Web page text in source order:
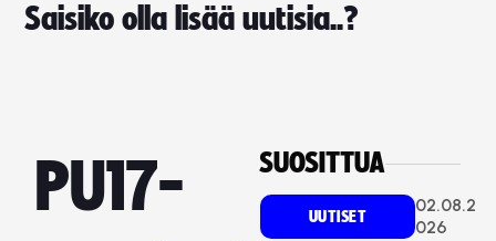
Saisiko olla lisää uutisia..?
PU17-
SUOSITTUA
UUTISET
02.08.2
026